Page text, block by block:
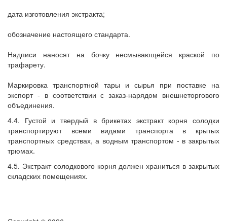
дата изготовления экстракта;
обозначение настоящего стандарта.
Надписи наносят на бочку несмывающейся краской по
трафарету.
Маркировка транспортной тары и сырья при поставке на
экспорт - в соответствии с заказ-нарядом внешнеторгового
объединения.
4.4. Густой и твердый в брикетах экстракт корня солодки
транспортируют всеми видами транспорта в крытых
транспортных средствах, а водным транспортом - в закрытых
трюмах.
4.5. Экстракт солодкового корня должен храниться в закрытых
складских помещениях.